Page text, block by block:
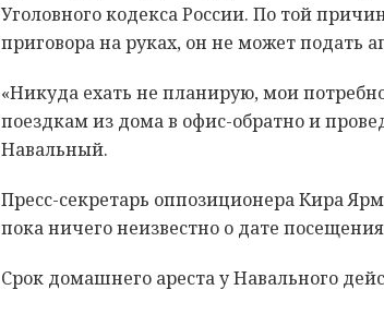
Уголовного кодекса России. По той
приговора на руках, он не может подать
«Никуда ехать не планирую, мои
поездкам из дома в офис-обратно и
Навальный.
Пресс-секретарь оппозиционера Кира
пока ничего неизвестно о дате
Срок домашнего ареста у Навального